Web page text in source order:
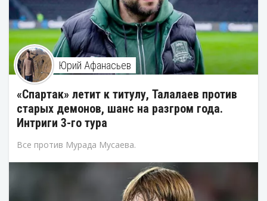
Юрий Афанасьев
«Спартак» летит к титулу, Талалаев против
старых демонов, шанс на разгром года.
Интриги 3-го тура
Все против Мурада Мусаева.